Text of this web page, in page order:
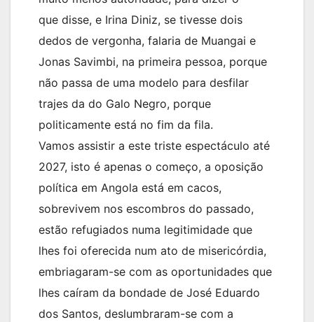
que disse, e Irina Diniz, se tivesse dois
dedos de vergonha, falaria de Muangai e
Jonas Savimbi, na primeira pessoa, porque
não passa de uma modelo para desfilar
trajes da do Galo Negro, porque
politicamente está no fim da fila.
Vamos assistir a este triste espectáculo até
2027, isto é apenas o começo, a oposição
política em Angola está em cacos,
sobrevivem nos escombros do passado,
estão refugiados numa legitimidade que
lhes foi oferecida num ato de misericórdia,
embriagaram-se com as oportunidades que
lhes caíram da bondade de José Eduardo
dos Santos, deslumbraram-se com a